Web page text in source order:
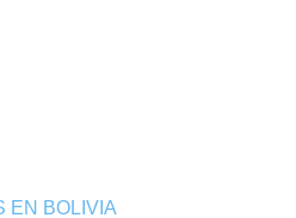
EN BOLIVIA